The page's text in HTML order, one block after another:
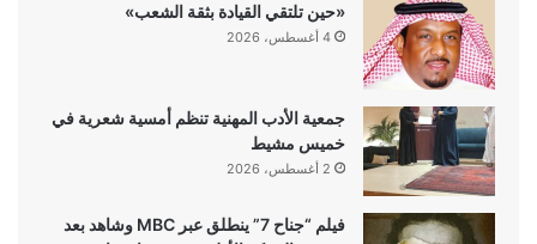
«حين تلتقي القيادة بثقة الشعب»
4 أغسطس، 2026
جمعية الأدب المهنية تنظم أمسية شعرية في
خميس مشيط
2 أغسطس، 2026
فيلم “جناح 7” ينطلق عبر MBC وشاهد بعد